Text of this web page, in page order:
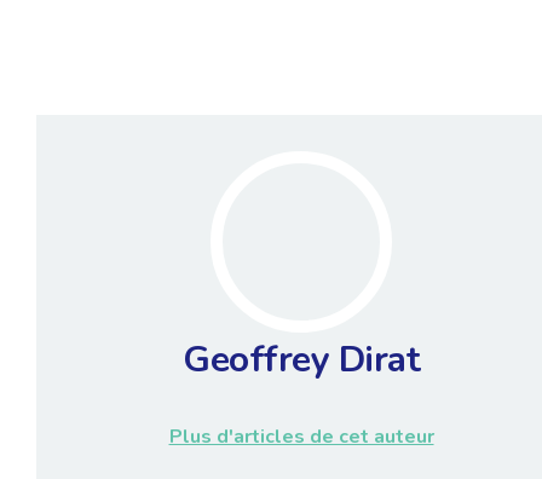
Geoffrey Dirat
Plus d'articles de cet auteur